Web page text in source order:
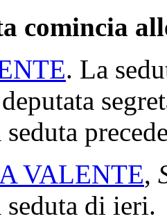
comincia
. La
VALENTE,
di ieri.